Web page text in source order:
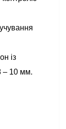
із
– 10 мм.